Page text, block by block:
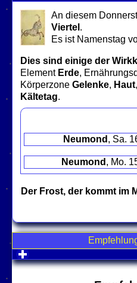
An diesem
Viertel .
Es ist Namenstag
Dies sind einige der
Element Erde,
Körperzone Gelenke, Haut,
Kältetag.
Neumond , Sa.
Neumond , Mo.
Der Frost, der kommt im
click to expand contents